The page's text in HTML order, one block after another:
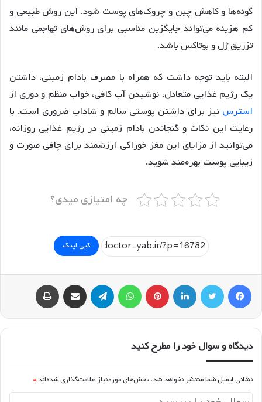
گونه‌ها و کاهش چین و چروک‌های پوست شود. این روش طبیعی و
کم هزینه می‌تواند جایگزین مناسبی برای روش‌های تهاجمی مانند
تزریق ژل و بوتاکس باشد.
البته باید توجه داشت که همراه با مصرف بادام زمینی، داشتن
یک رژیم غذایی متعادل، نوشیدن آب کافی، خواب منظم و دوری از
استرس نیز برای داشتن پوستی سالم و شاداب ضروری است. با
رعایت این نکات و گنجاندن بادام زمینی در رژیم غذایی روزانه،
می‌توانید از مزایای این مغز خوراکی ارزشمند برای چاقی صورت و
زیبایی پوست بهره‌مند شوید.
چه امتیازی میدی؟
کپی لینک
فیسبوک توییتر لینکداین پینتریست تلگرام اشتراک گذاری با ایمیل
دیدگاه و سوال خود را مطرح کنید
نشانی ایمیل شما منتشر نخواهد شد. بخش‌های موردنیاز علامت‌گذاری شده‌اند *